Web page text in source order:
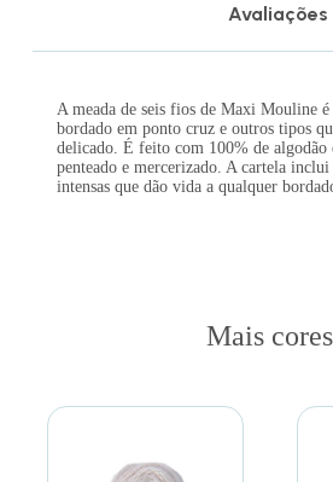
Avaliações
A meada de seis fios de Maxi Mouline é
bordado em ponto cruz e outros tipos
delicado. É feito com 100% de algodão
penteado e mercerizado. A cartela
intensas que dão vida a qualquer
Mais cores